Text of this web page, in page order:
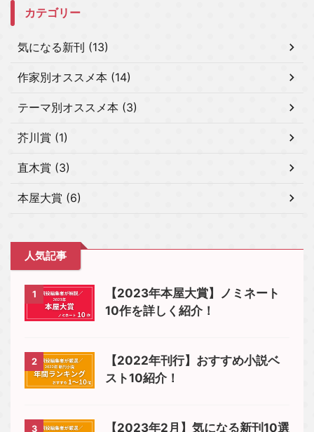
カテゴリー
気になる新刊 (13)
作家別オススメ本 (14)
テーマ別オススメ本 (3)
芥川賞 (1)
直木賞 (3)
本屋大賞 (6)
人気記事
1
【2023年本屋大賞】ノミネート
10作を詳しく紹介！
2
【2022年刊行】おすすめ小説ベ
スト10紹介！
3 【2023年2月】気になる新刊10選